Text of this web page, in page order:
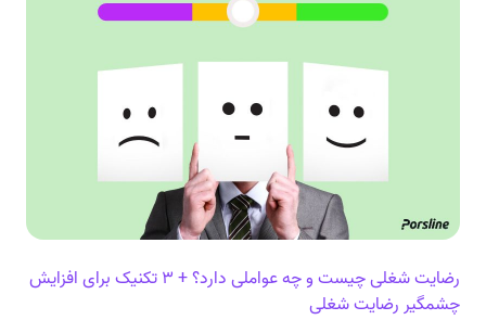
رضایت شغلی چیست و چه عواملی دارد؟ + ۳ تکنیک برای افزایش
چشمگیر رضایت شغلی